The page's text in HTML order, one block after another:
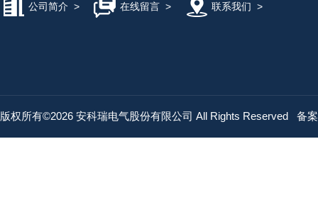
公司简介 > 在线留言> 联系我们 >
版权所有©2026 安科瑞电气股份有限公司 All Rights Reserved 备